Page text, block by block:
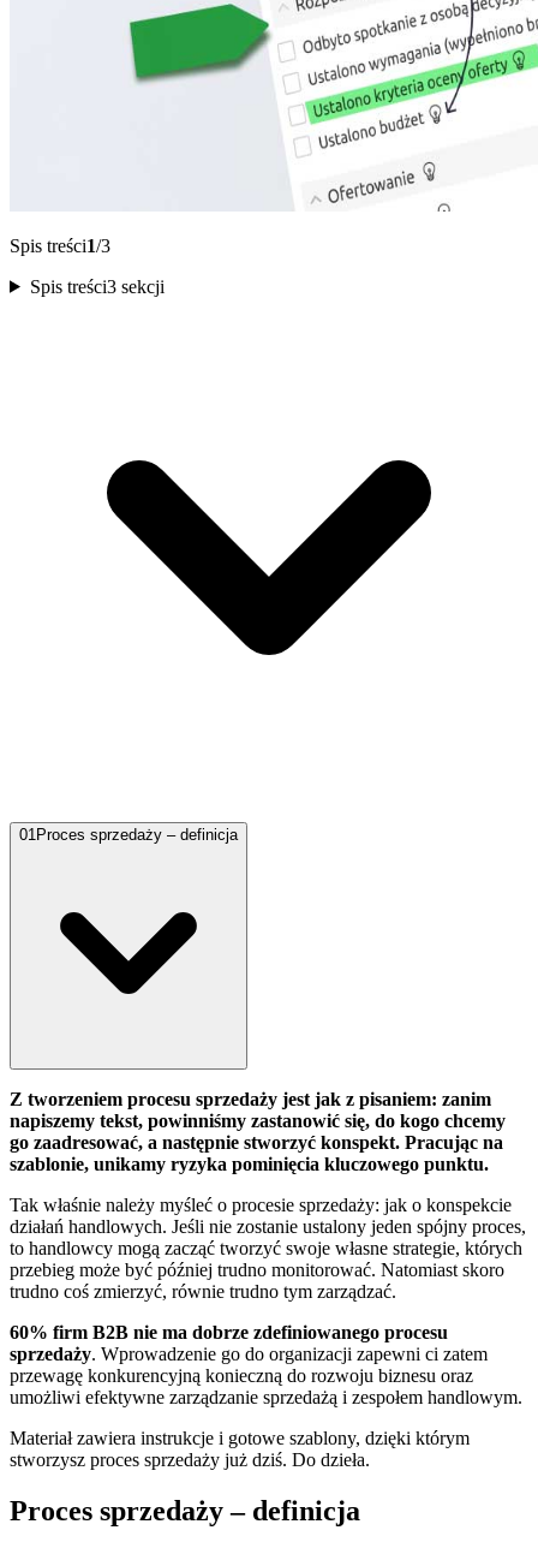
Spis treści1/3
Spis treści3 sekcji
01 Proces sprzedaży – definicja
Z tworzeniem procesu sprzedaży jest jak z pisaniem: zanim
napiszemy tekst, powinniśmy zastanowić się, do kogo chcemy
go zaadresować, a następnie stworzyć konspekt. Pracując na
szablonie, unikamy ryzyka pominięcia kluczowego punktu.
Tak właśnie należy myśleć o procesie sprzedaży: jak o konspekcie
działań handlowych. Jeśli nie zostanie ustalony jeden spójny proces,
to handlowcy mogą zacząć tworzyć swoje własne strategie, których
przebieg może być później trudno monitorować. Natomiast skoro
trudno coś zmierzyć, równie trudno tym zarządzać.
60% firm B2B nie ma dobrze zdefiniowanego procesu
sprzedaży. Wprowadzenie go do organizacji zapewni ci zatem
przewagę konkurencyjną konieczną do rozwoju biznesu oraz
umożliwi efektywne zarządzanie sprzedażą i zespołem handlowym.
Materiał zawiera instrukcje i gotowe szablony, dzięki którym
stworzysz proces sprzedaży już dziś. Do dzieła.
Proces sprzedaży – definicja